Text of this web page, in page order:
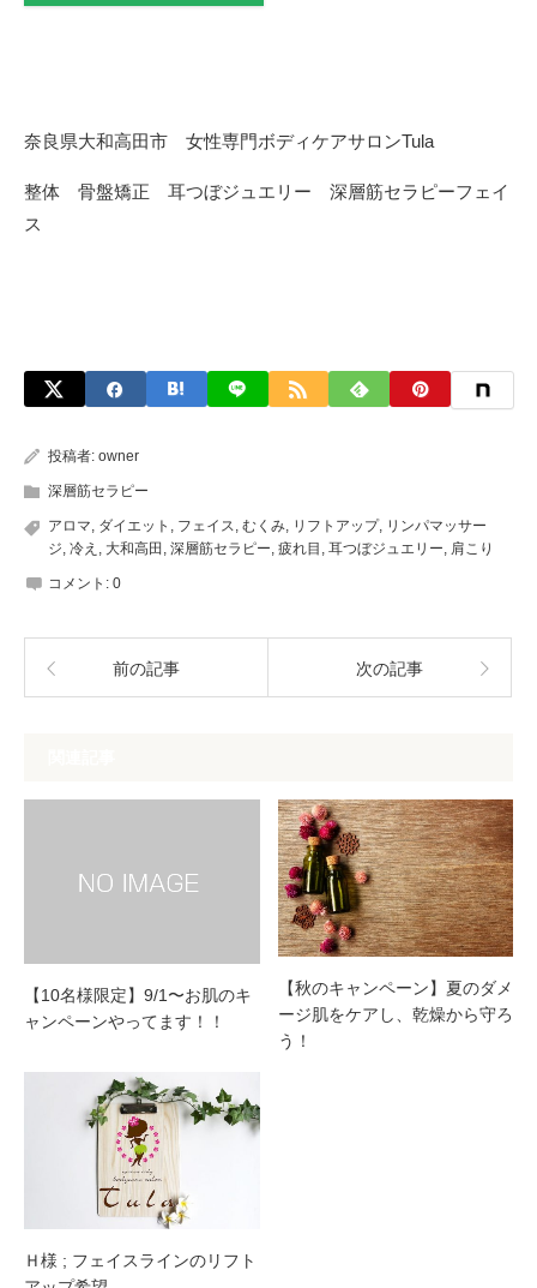
奈良県大和高田市 女性専門ボディケアサロンTula
整体 骨盤矯正 耳つぼジュエリー 深層筋セラピーフェイ
ス
投稿者: owner
深層筋セラピー
アロマ, ダイエット , フェイス, むくみ, リフトアップ, リンパマッサー
ジ, 冷え , 大和高田 , 深層筋セラピー, 疲れ目 , 耳つぼジュエリー, 肩こり
コメント: 0
前の記事 次の記事
【10名様限定】9/1〜お肌のキ
ャンペーンやってます！！
【秋のキャンペーン】夏のダメ
ージ肌をケアし、乾燥から守ろ
う！
Ｈ様 ; フェイスラインのリフト